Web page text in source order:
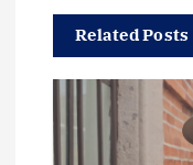
a
c
Related Posts